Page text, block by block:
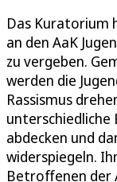
Das Kuratorium
an den AaK
zu vergeben.
werden die
Rassismus
unterschiedliche
abdecken und
widerspiegeln.
Betroffenen der